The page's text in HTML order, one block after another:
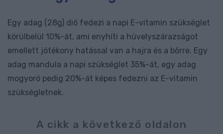
Egy adag (28g) dió fedezi a napi E-vitamin szükséglet
körülbelül 10%-át, ami enyhíti a hüvelyszárazságot
emellett jótékony hatással van a hajra és a bőrre. Egy
adag mandula a napi szükséglet 35%-át, egy adag
mogyoró pedig 20%-át képes fedezni az E-vitamin
szükségletnek.
A cikk a következő oldalon